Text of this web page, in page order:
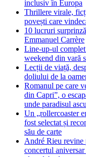
inclusiv în Europa
Thrillere virale,
povești care
10 lucruri
Emmanuel Carrère
Line-up-ul
weekend din vară
Lecții de viață,
doliului de la
Romanul pe care
din Capri”, o
unde paradisul
Un „rollercoaster
fost selectat și
său de carte
André Rieu revine
concertul